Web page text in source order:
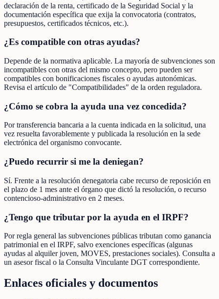
declaración de la renta, certificado de la Seguridad Social y la
documentación específica que exija la convocatoria (contratos,
presupuestos, certificados técnicos, etc.).
¿Es compatible con otras ayudas?
Depende de la normativa aplicable. La mayoría de subvenciones son
incompatibles con otras del mismo concepto, pero pueden ser
compatibles con bonificaciones fiscales o ayudas autonómicas.
Revisa el artículo de "Compatibilidades" de la orden reguladora.
¿Cómo se cobra la ayuda una vez concedida?
Por transferencia bancaria a la cuenta indicada en la solicitud, una
vez resuelta favorablemente y publicada la resolución en la sede
electrónica del organismo convocante.
¿Puedo recurrir si me la deniegan?
Sí. Frente a la resolución denegatoria cabe recurso de reposición en
el plazo de 1 mes ante el órgano que dictó la resolución, o recurso
contencioso-administrativo en 2 meses.
¿Tengo que tributar por la ayuda en el IRPF?
Por regla general las subvenciones públicas tributan como ganancia
patrimonial en el IRPF, salvo exenciones específicas (algunas
ayudas al alquiler joven, MOVES, prestaciones sociales). Consulta a
un asesor fiscal o la Consulta Vinculante DGT correspondiente.
Enlaces oficiales y documentos